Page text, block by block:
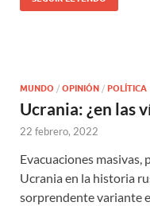
MUNDO / OPINIÓN / POLÍTICA
Ucrania: ¿en las
22 febrero, 2022
Evacuaciones masivas,
Ucrania en la historia
sorprendente variante